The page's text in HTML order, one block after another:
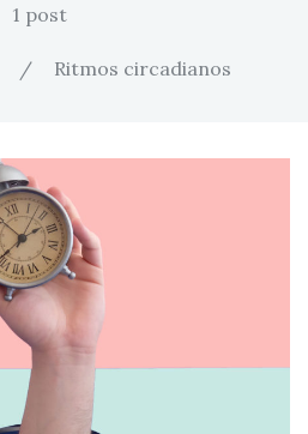
1 post
/ Ritmos circadianos